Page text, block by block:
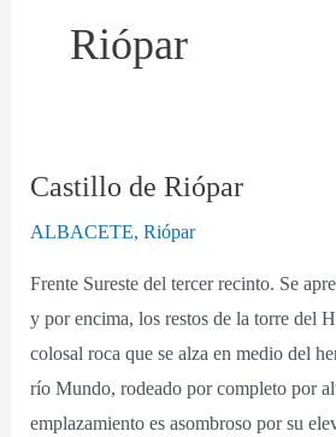
Riópar
Castillo de Riópar
ALBACETE,Riópar
Frente Sureste del tercer recinto. Se
y por encima, los restos de la torre del
colosal roca que se alza en medio del
río Mundo, rodeado por completo por
emplazamiento es asombroso por su
Castillo